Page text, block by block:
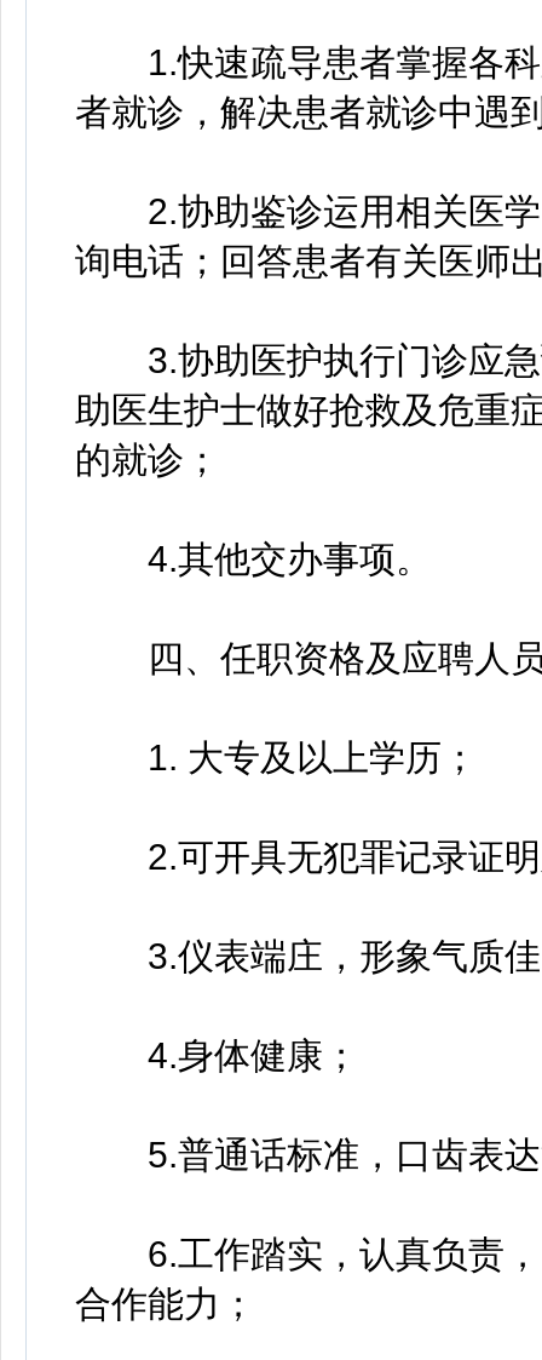
1.快速疏导患者掌握各科
者就诊，解决患者就诊中遇
2.协助鉴诊运用相关医学
询电话；回答患者有关医师
3.协助医护执行门诊应急
助医生护士做好抢救及危重
的就诊；
4.其他交办事项。
四、任职资格及应聘人
1. 大专及以上学历；
2.可开具无犯罪记录证明
3.仪表端庄，形象气质
4.身体健康；
5.普通话标准，口齿表达
6.工作踏实，认真负责，
合作能力；